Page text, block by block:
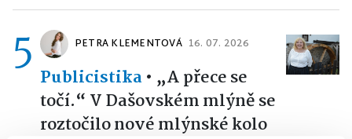
5 PETRA KLEMENTOVÁ 16. 07. 2026
Publicistika• „A přece se
točí.“ V Dašovském mlýně se
roztočilo nové mlýnské kolo